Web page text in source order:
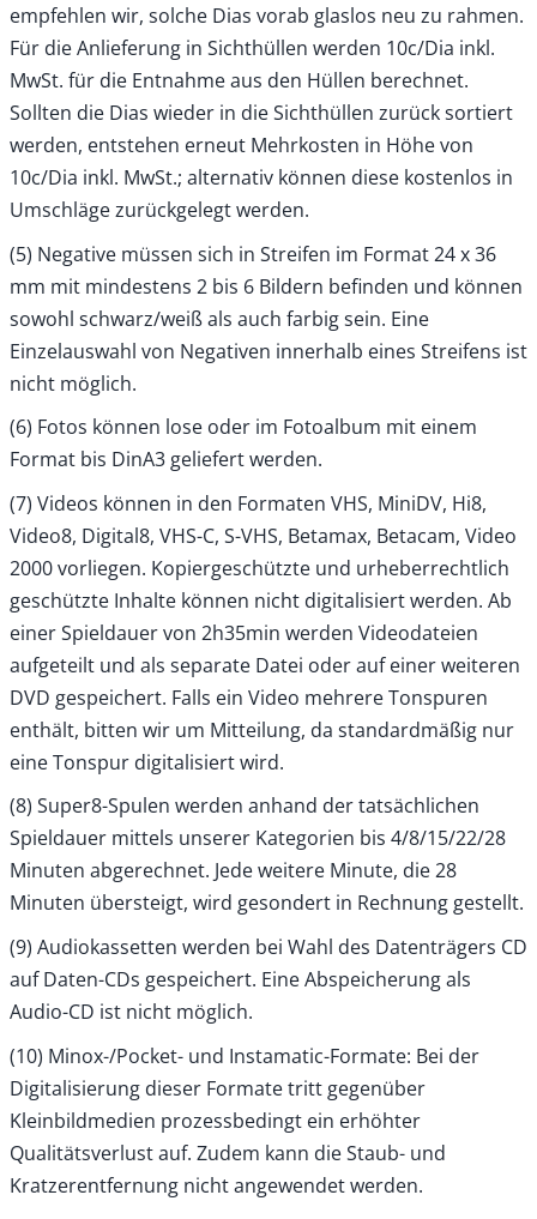
empfehlen wir, solche Dias vorab glaslos neu zu rahmen.
Für die Anlieferung in Sichthüllen werden 10c/Dia inkl.
MwSt. für die Entnahme aus den Hüllen berechnet.
Sollten die Dias wieder in die Sichthüllen zurück sortiert
werden, entstehen erneut Mehrkosten in Höhe von
10c/Dia inkl. MwSt.; alternativ können diese kostenlos in
Umschläge zurückgelegt werden.
(5) Negative müssen sich in Streifen im Format 24 x 36
mm mit mindestens 2 bis 6 Bildern befinden und können
sowohl schwarz/weiß als auch farbig sein. Eine
Einzelauswahl von Negativen innerhalb eines Streifens ist
nicht möglich.
(6) Fotos können lose oder im Fotoalbum mit einem
Format bis DinA3 geliefert werden.
(7) Videos können in den Formaten VHS, MiniDV, Hi8,
Video8, Digital8, VHS-C, S-VHS, Betamax, Betacam, Video
2000 vorliegen. Kopiergeschützte und urheberrechtlich
geschützte Inhalte können nicht digitalisiert werden. Ab
einer Spieldauer von 2h35min werden Videodateien
aufgeteilt und als separate Datei oder auf einer weiteren
DVD gespeichert. Falls ein Video mehrere Tonspuren
enthält, bitten wir um Mitteilung, da standardmäßig nur
eine Tonspur digitalisiert wird.
(8) Super8-Spulen werden anhand der tatsächlichen
Spieldauer mittels unserer Kategorien bis 4/8/15/22/28
Minuten abgerechnet. Jede weitere Minute, die 28
Minuten übersteigt, wird gesondert in Rechnung gestellt.
(9) Audiokassetten werden bei Wahl des Datenträgers CD
auf Daten-CDs gespeichert. Eine Abspeicherung als
Audio-CD ist nicht möglich.
(10) Minox-/Pocket- und Instamatic-Formate: Bei der
Digitalisierung dieser Formate tritt gegenüber
Kleinbildmedien prozessbedingt ein erhöhter
Qualitätsverlust auf. Zudem kann die Staub- und
Kratzerentfernung nicht angewendet werden.